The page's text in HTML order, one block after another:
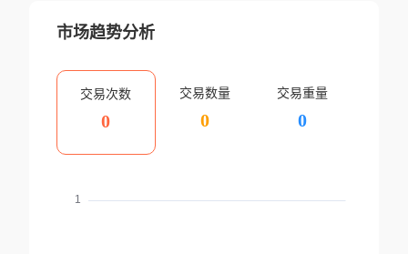
市场趋势分析
交易次数
0
交易数量
0
交易重量
0